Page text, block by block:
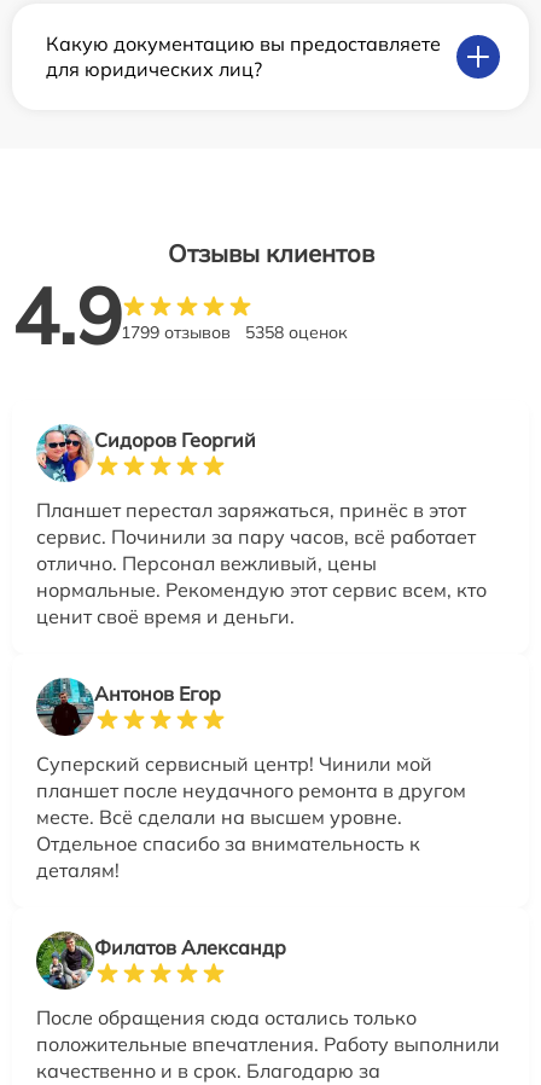
Какую документацию вы предоставляете
для юридических лиц?
Отзывы клиентов
4.91799 отзывов 5358 оценок
Сидоров Георгий
Планшет перестал заряжаться, принёс в этот
сервис. Починили за пару часов, всё работает
отлично. Персонал вежливый, цены
нормальные. Рекомендую этот сервис всем, кто
ценит своё время и деньги.
Антонов Егор
Суперский сервисный центр! Чинили мой
планшет после неудачного ремонта в другом
месте. Всё сделали на высшем уровне.
Отдельное спасибо за внимательность к
деталям!
Филатов Александр
После обращения сюда остались только
положительные впечатления. Работу выполнили
качественно и в срок. Благодарю за